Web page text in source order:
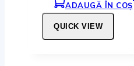
ADAUGĂ ÎN COȘ
QUICK VIEW